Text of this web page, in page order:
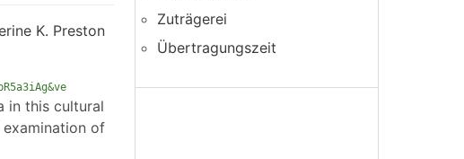
K. Preston
in this cultural
of
Zuträgerei
Übertragungszeit